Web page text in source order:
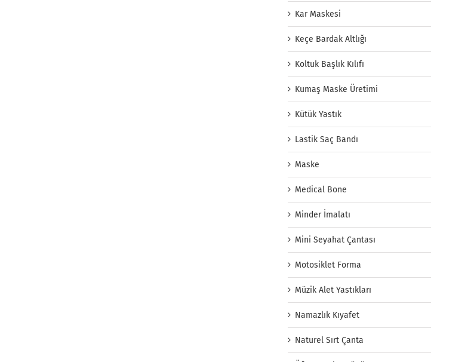
Kar Maskesi
Keçe Bardak Altlığı
Koltuk Başlık Kılıfı
Kumaş Maske Üretimi
Kütük Yastık
Lastik Saç Bandı
Maske
Medical Bone
Minder İmalatı
Mini Seyahat Çantası
Motosiklet Forma
Müzik Alet Yastıkları
Namazlık Kıyafet
Naturel Sırt Çanta